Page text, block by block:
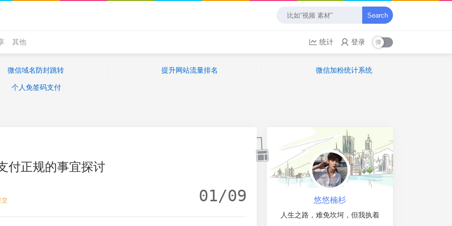
Search
其他 统计 登录
微信域名防封跳转 提升网站流量排名 微信加粉统计系统
个人免签码支付
付正规的事宜探讨
交 01/09 悠悠楠杉
人生之路，难免坎坷，但我执着